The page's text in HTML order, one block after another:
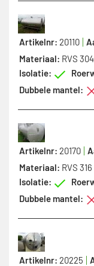
Artikelnr: 20110
Materiaal: RVS 304
Isolatie:
Dubbele mantel:
Artikelnr: 20170
Materiaal: RVS 316
Isolatie:
Dubbele mantel:
Artikelnr: 20225